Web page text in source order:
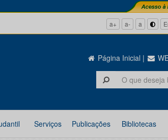
a+ a- a
Página Inicial |
Serviços Publicações Bibliotecas